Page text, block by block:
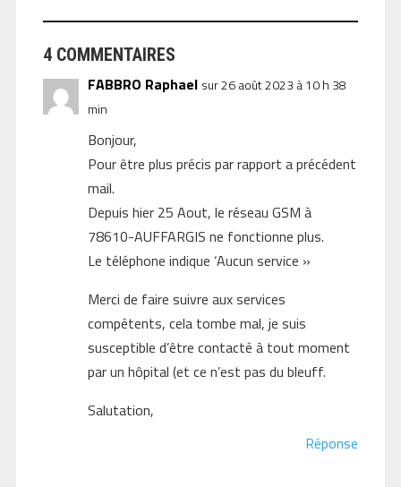
4 COMMENTAIRES
FABBRO Raphael sur 26 août 2023 à 10 h 38
min
Bonjour,
Pour être plus précis par rapport a précédent
mail.
Depuis hier 25 Aout, le réseau GSM à
78610-AUFFARGIS ne fonctionne plus.
Le téléphone indique ‘Aucun service »
Merci de faire suivre aux services
compétents, cela tombe mal, je suis
susceptible d’être contacté à tout moment
par un hôpital (et ce n’est pas du bleuff.
Salutation,
Réponse